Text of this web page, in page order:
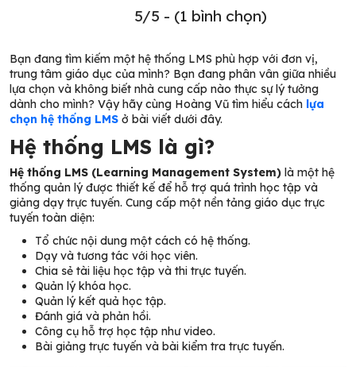
5/5 - (1 bình chọn)
Bạn đang tìm kiếm một hệ thống LMS phù hợp với đơn vị,
trung tâm giáo dục của mình? Bạn đang phân vân giữa nhiều
lựa chọn và không biết nhà cung cấp nào thực sự lý tưởng
dành cho mình? Vậy hãy cùng Hoàng Vũ tìm hiểu cách lựa
chọn hệ thống LMS ở bài viết dưới đây.
Hệ thống LMS là gì?
Hệ thống LMS (Learning Management System) là một hệ
thống quản lý được thiết kế để hỗ trợ quá trình học tập và
giảng dạy trực tuyến. Cung cấp một nền tảng giáo dục trực
tuyến toàn diện:
Tổ chức nội dung một cách có hệ thống.
Dạy và tương tác với học viên.
Chia sẻ tài liệu học tập và thi trực tuyến.
Quản lý khóa học.
Quản lý kết quả học tập.
Đánh giá và phản hồi.
Công cụ hỗ trợ học tập như video.
Bài giảng trực tuyến và bài kiểm tra trực tuyến.